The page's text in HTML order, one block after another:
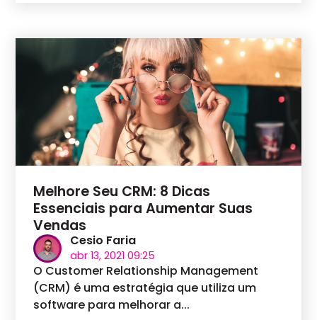
Melhore Seu CRM: 8 Dicas
Essenciais para Aumentar Suas
Vendas
Cesio Faria
abr 13, 2021 09:25
O Customer Relationship Management
(CRM) é uma estratégia que utiliza um
software para melhorar a...